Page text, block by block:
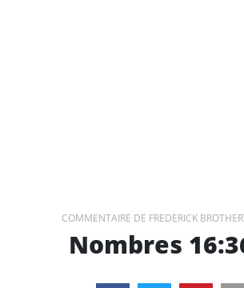
COMMENTAIRE DE FREDERICK
Nombres